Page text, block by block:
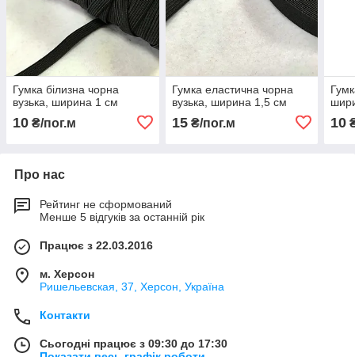
Гумка білизна чорна
вузька, ширина 1 см
10 ₴/пог.м
Гумка еластична чорна
вузька, ширина 1,5 см
15₴/пог.м 10
Про нас
Рейтинг не сформований
Менше 5 відгуків за останній рік
Працює з 22.03.2016
м. Херсон
Ришельевская, 37, Херсон, Україна
Контакти
Сьогодні працює з 09:30 до 17:30